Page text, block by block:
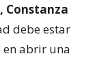
Constanza
debe estar
en abrir una